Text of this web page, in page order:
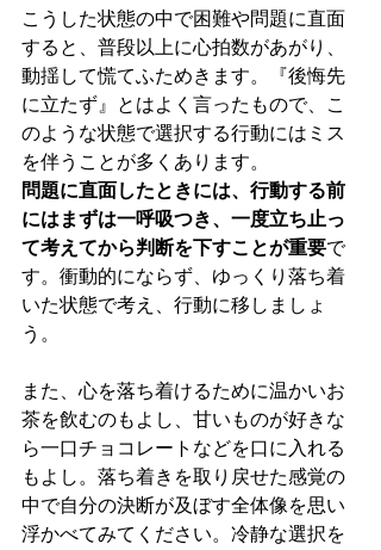
こうした状態の中で困難や問題に直面
すると、普段以上に心拍数があがり、
動揺して慌てふためきます。『後悔先
に立たず』とはよく言ったもので、こ
のような状態で選択する行動にはミス
を伴うことが多くあります。
問題に直面したときには、行動する前
にはまずは一呼吸つき、一度立ち止っ
て考えてから判断を下すことが重要で
す。衝動的にならず、ゆっくり落ち着
いた状態で考え、行動に移しましょ
う。
また、心を落ち着けるために温かいお
茶を飲むのもよし、甘いものが好きな
ら一口チョコレートなどを口に入れる
もよし。落ち着きを取り戻せた感覚の
中で自分の決断が及ぼす全体像を思い
浮かべてみてください。冷静な選択を